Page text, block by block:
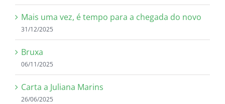
Mais uma vez, é tempo para a chegada do novo
31/12/2025
Bruxa
06/11/2025
Carta a Juliana Marins
26/06/2025